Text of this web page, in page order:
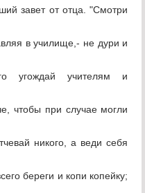
завет от отца. "Смотри
в училище,- не дури и
угождай учителям и
чтобы при случае могли
никого, а веди себя
береги и копи копейку;